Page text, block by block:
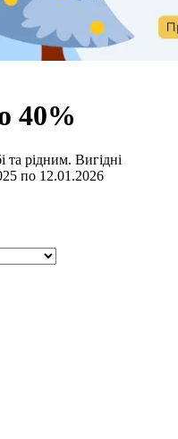
40%
та рідним. Вигідні
по 12.01.2026